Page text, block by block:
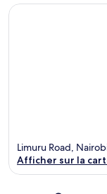
Limuru Road,
Afficher sur la